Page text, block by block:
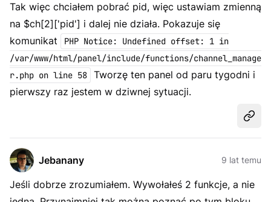
Tak więc chciałem pobrać pid, więc ustawiam zmienną
na $ch[2]['pid'] i dalej nie działa. Pokazuje się
komunikat
PHP Notice: Undefined offset: 1 in
/var/www/html/panel/include/functions/channel_manage
r.php on line 58
Tworzę ten panel od paru tygodni i
pierwszy raz jestem w dziwnej sytuacji.
Jebanany 9 lat temu
Jeśli dobrze zrozumiałem. Wywołałeś 2 funkcje, a nie